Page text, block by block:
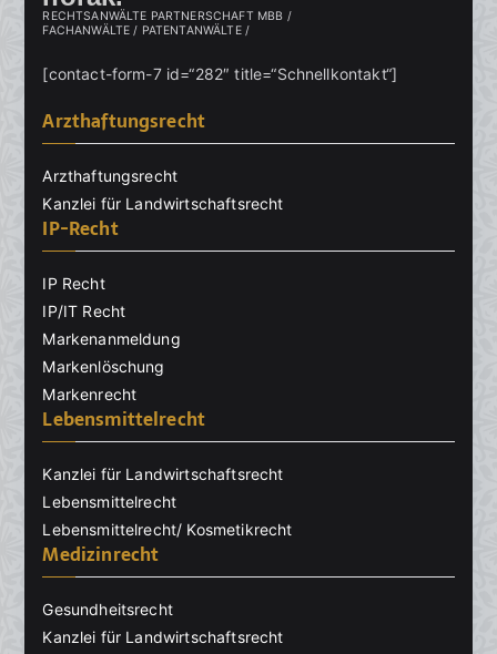
RECHTSANWÄLTE PARTNERSCHAFT MBB /
FACHANWÄLTE / PATENTANWÄLTE /
[contact-form-7 id=“282″ title=“Schnellkontakt“]
Arzthaftungsrecht
Arzthaftungsrecht
Kanzlei für Landwirtschaftsrecht
IP-Recht
IP Recht
IP/IT Recht
Markenanmeldung
Markenlöschung
Markenrecht
Lebensmittelrecht
Kanzlei für Landwirtschaftsrecht
Lebensmittelrecht
Lebensmittelrecht/ Kosmetikrecht
Medizinrecht
Gesundheitsrecht
Kanzlei für Landwirtschaftsrecht